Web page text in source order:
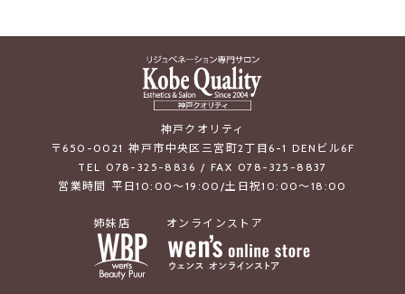
神戸クオリティ
〒650-0021 神戸市中央区三宮町2丁目6-1 DENビル6F
TEL 078-325-8836 / FAX 078-325-8837
営業時間 平日10:00～19:00/土日祝10:00～18:00
姉妹店 オンラインストア